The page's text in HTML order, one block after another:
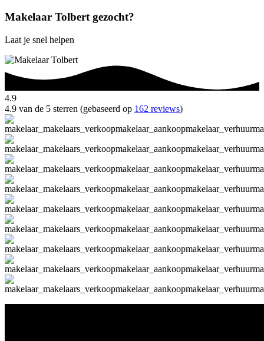
Makelaar Tolbert gezocht?
Laat je snel helpen
4.9
4.9 van de 5 sterren (gebaseerd op 162 reviews)